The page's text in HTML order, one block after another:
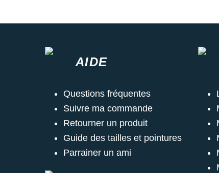
AIDE
Questions fréquentes
Suivre ma commande
Retourner un produit
Guide des tailles et pointures
Parrainer un ami